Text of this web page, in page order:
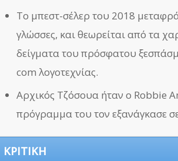
Το μπεστ-σέλερ του 2018
γλώσσες, και θεωρείται από τα
δείγματα του πρόσφατου
com λογοτεχνίας.
Αρχικός Τζόσουα ήταν ο Robbie
πρόγραμμα του τον εξανάγκασε
ΚΡΙΤΙΚΗ